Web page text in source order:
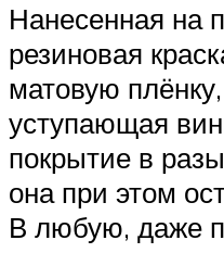
Нанесенная на
резиновая
матовую
уступающая
покрытие в
она при этом
В любую, даже